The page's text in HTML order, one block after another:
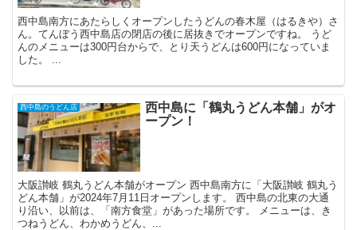
西中島南方にあたらしくオープンしたうどんの春木屋（はるきや）さ
ん。てんぼう西中島店の閉店の後に居抜きでオープンですね。 うど
んのメニューは300円台からで、とり天うどんは600円になっていま
した。 ...
西中島のうどん店
西中島に「鶴丸うどん本舗」がオ
ープン！
大阪讃岐 鶴丸うどん本舗がオープン 西中島南方に「大阪讃岐 鶴丸う
どん本舗」が2024年7月11日オープンします。 西中島の北東の大通
り沿い、以前は、「南方食堂」があった場所です。 メニューは、き
つねうどん、わかめうどん、...